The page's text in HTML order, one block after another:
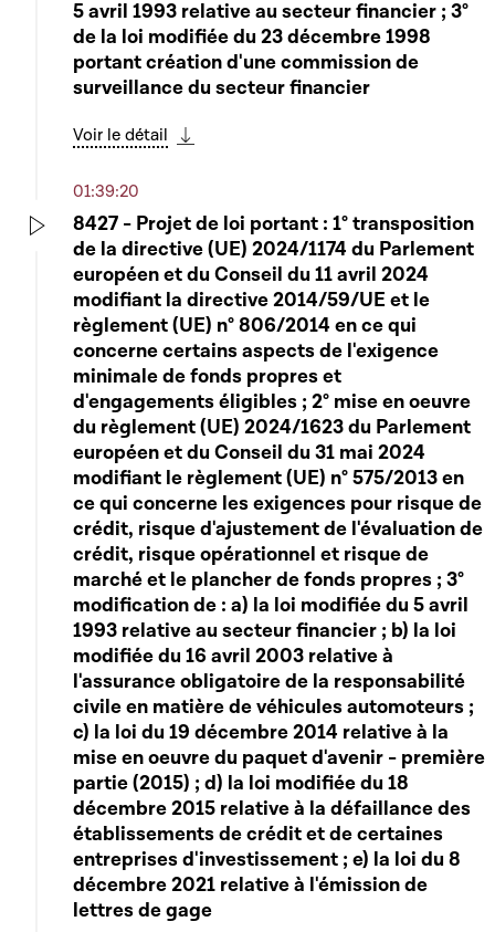
5 avril 1993 relative au secteur financier ; 3°
de la loi modifiée du 23 décembre 1998
portant création d'une commission de
surveillance du secteur financier
Voir le détail
01:39:20
8427 - Projet de loi portant : 1° transposition
de la directive (UE) 2024/1174 du Parlement
européen et du Conseil du 11 avril 2024
modifiant la directive 2014/59/UE et le
règlement (UE) n° 806/2014 en ce qui
concerne certains aspects de l'exigence
minimale de fonds propres et
d'engagements éligibles ; 2° mise en oeuvre
du règlement (UE) 2024/1623 du Parlement
européen et du Conseil du 31 mai 2024
modifiant le règlement (UE) n° 575/2013 en
ce qui concerne les exigences pour risque de
crédit, risque d'ajustement de l'évaluation de
crédit, risque opérationnel et risque de
marché et le plancher de fonds propres ; 3°
modification de : a) la loi modifiée du 5 avril
1993 relative au secteur financier ; b) la loi
modifiée du 16 avril 2003 relative à
l'assurance obligatoire de la responsabilité
civile en matière de véhicules automoteurs ;
c) la loi du 19 décembre 2014 relative à la
mise en oeuvre du paquet d'avenir - première
partie (2015) ; d) la loi modifiée du 18
décembre 2015 relative à la défaillance des
établissements de crédit et de certaines
entreprises d'investissement ; e) la loi du 8
décembre 2021 relative à l'émission de
lettres de gage